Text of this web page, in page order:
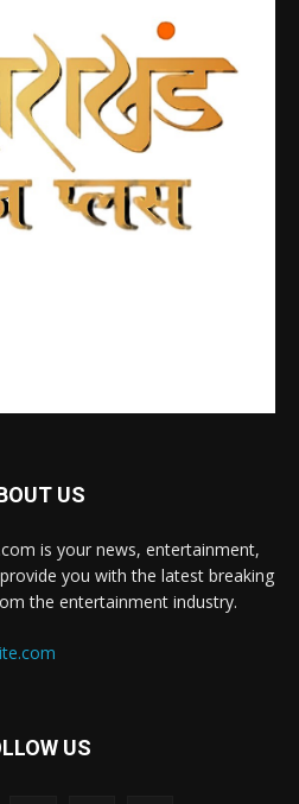
US
is your news, entertainment,
you with the latest breaking
the entertainment industry.
US